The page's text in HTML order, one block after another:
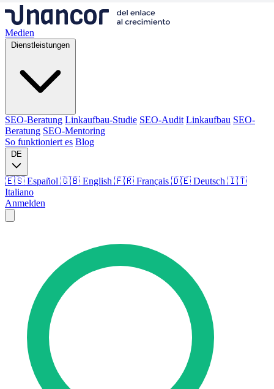
Medien
Dienstleistungen
SEO-Beratung Linkaufbau-Studie SEO-Audit Linkaufbau SEO-
Beratung SEO-Mentoring
So funktioniert es Blog
DE
🇪🇸 Español 🇬🇧 English 🇫🇷 Français 🇩🇪 Deutsch 🇮🇹
Italiano
Anmelden
SEO-Beratung Linkaufbau
Beratung
SEO-Mentoring
So funktioniert es
Sprache
🇪🇸 ES
🇬🇧 EN 🇮🇹 IT